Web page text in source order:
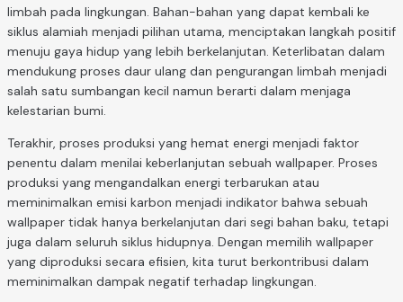
limbah pada lingkungan. Bahan-bahan yang dapat kembali ke
siklus alamiah menjadi pilihan utama, menciptakan langkah positif
menuju gaya hidup yang lebih berkelanjutan. Keterlibatan dalam
mendukung proses daur ulang dan pengurangan limbah menjadi
salah satu sumbangan kecil namun berarti dalam menjaga
kelestarian bumi.
Terakhir, proses produksi yang hemat energi menjadi faktor
penentu dalam menilai keberlanjutan sebuah wallpaper. Proses
produksi yang mengandalkan energi terbarukan atau
meminimalkan emisi karbon menjadi indikator bahwa sebuah
wallpaper tidak hanya berkelanjutan dari segi bahan baku, tetapi
juga dalam seluruh siklus hidupnya. Dengan memilih wallpaper
yang diproduksi secara efisien, kita turut berkontribusi dalam
meminimalkan dampak negatif terhadap lingkungan.